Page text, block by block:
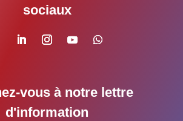
sociaux
vous à notre lettre
d'information